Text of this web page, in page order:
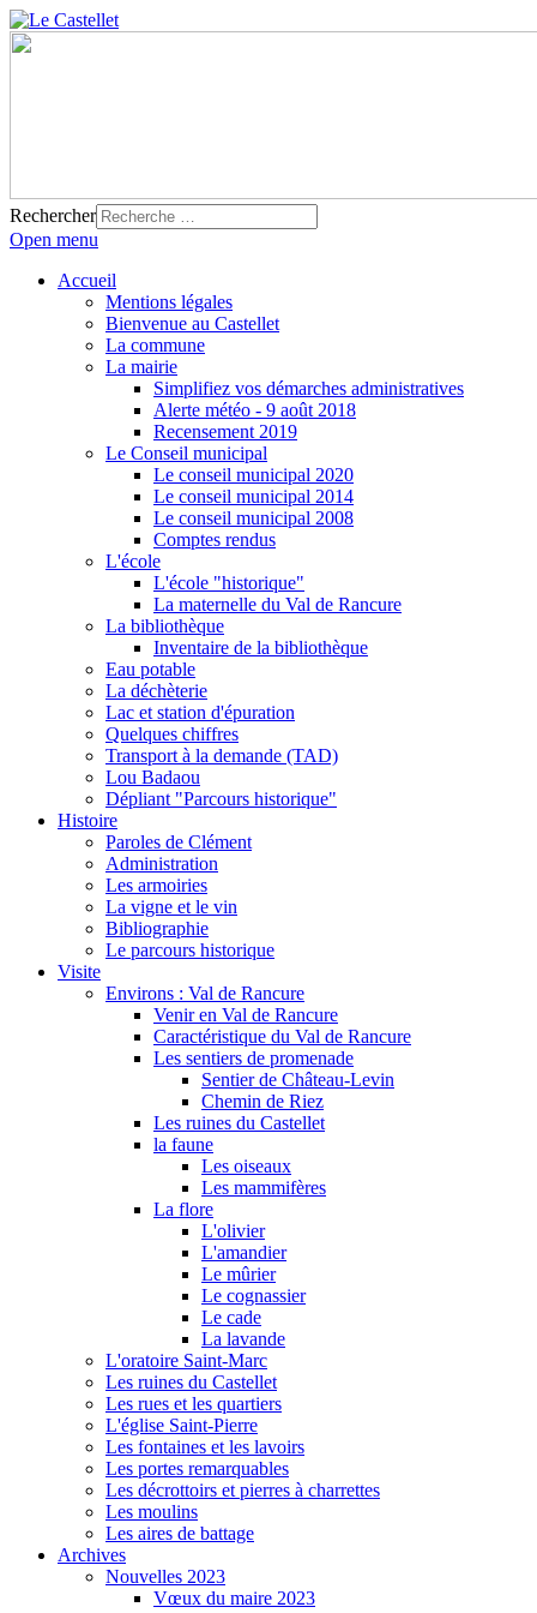
Rechercher
Open menu
Accueil
Mentions légales
Bienvenue au Castellet
La commune
La mairie
Simplifiez vos démarches administratives
Alerte météo - 9 août 2018
Recensement 2019
Le Conseil municipal
Le conseil municipal 2020
Le conseil municipal 2014
Le conseil municipal 2008
Comptes rendus
L'école
L'école "historique"
La maternelle du Val de Rancure
La bibliothèque
Inventaire de la bibliothèque
Eau potable
La déchèterie
Lac et station d'épuration
Quelques chiffres
Transport à la demande (TAD)
Lou Badaou
Dépliant "Parcours historique"
Histoire
Paroles de Clément
Administration
Les armoiries
La vigne et le vin
Bibliographie
Le parcours historique
Visite
Environs : Val de Rancure
Venir en Val de Rancure
Caractéristique du Val de Rancure
Les sentiers de promenade
Sentier de Château-Levin
Chemin de Riez
Les ruines du Castellet
la faune
Les oiseaux
Les mammifères
La flore
L'olivier
L'amandier
Le mûrier
Le cognassier
Le cade
La lavande
L'oratoire Saint-Marc
Les ruines du Castellet
Les rues et les quartiers
L'église Saint-Pierre
Les fontaines et les lavoirs
Les portes remarquables
Les décrottoirs et pierres à charrettes
Les moulins
Les aires de battage
Archives
Nouvelles 2023
Vœux du maire 2023